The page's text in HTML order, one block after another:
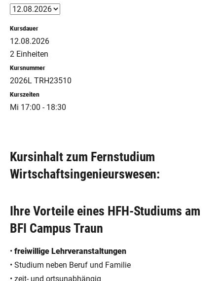
Kursinhalt zum Fernstudium
Wirtschaftsingenieurswesen:
Ihre Vorteile eines HFH-Studiums am
BFI Campus Traun
• freiwillige Lehrveranstaltungen
• Studium neben Beruf und Familie
• zeit- und ortsunabhängig
Kursdauer
12.08.2026
2 Einheiten
Kursnummer
2026L TRH23510
Kurszeiten
Mi 17:00 - 18:30